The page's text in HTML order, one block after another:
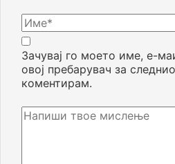
Зачувај го моето име, е-
овој пребарувач за
коментирам.